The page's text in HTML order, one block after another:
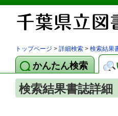
トップページ > 詳細検索 > 検索結果
かんたん検索
検索結果書誌詳細